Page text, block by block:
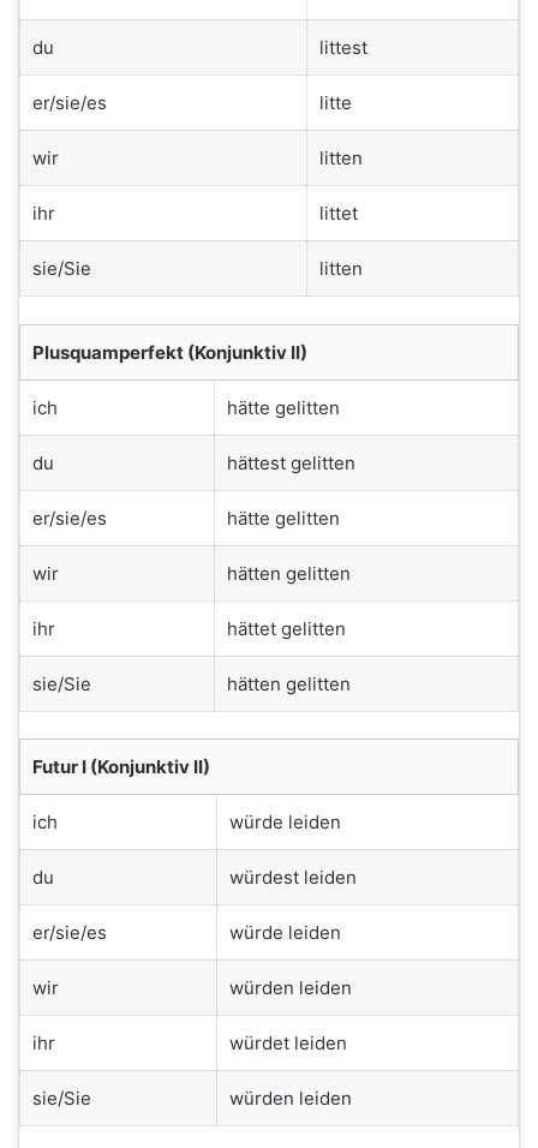
du littest
er/sie/es litte
wir litten
ihr littet
sie/Sie litten
Plusquamperfekt (Konjunktiv II)
ich hätte gelitten
du hättest gelitten
er/sie/es hätte gelitten
wir hätten gelitten
ihr hättet gelitten
sie/Sie hätten gelitten
Futur I (Konjunktiv II)
ich würde leiden
du würdest leiden
er/sie/es würde leiden
wir würden leiden
ihr würdet leiden
sie/Sie würden leiden